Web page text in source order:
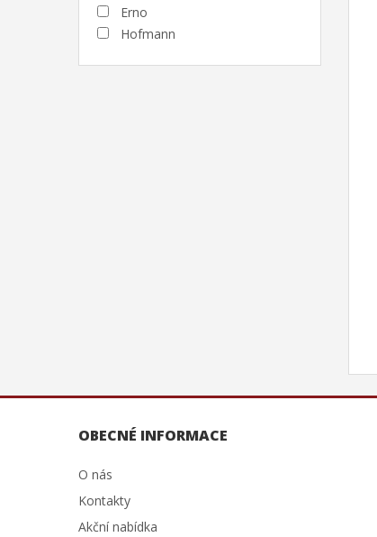
Erno
Hofmann
OBECNÉ INFORMACE
O nás
Kontakty
Akční nabídka